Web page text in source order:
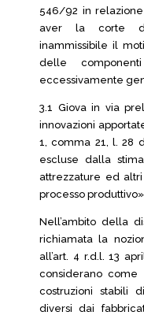
546/92 in relazione
aver la corte di
inammissibile il
delle
eccessivamente
3.1 Giova in via
innovazioni
1, comma 21, l. 28
escluse dalla
attrezzature ed
processo
Nell’ambito della
richiamata la
all’art. 4 r.d.l. 13
considerano
costruzioni stabili
diversi dai